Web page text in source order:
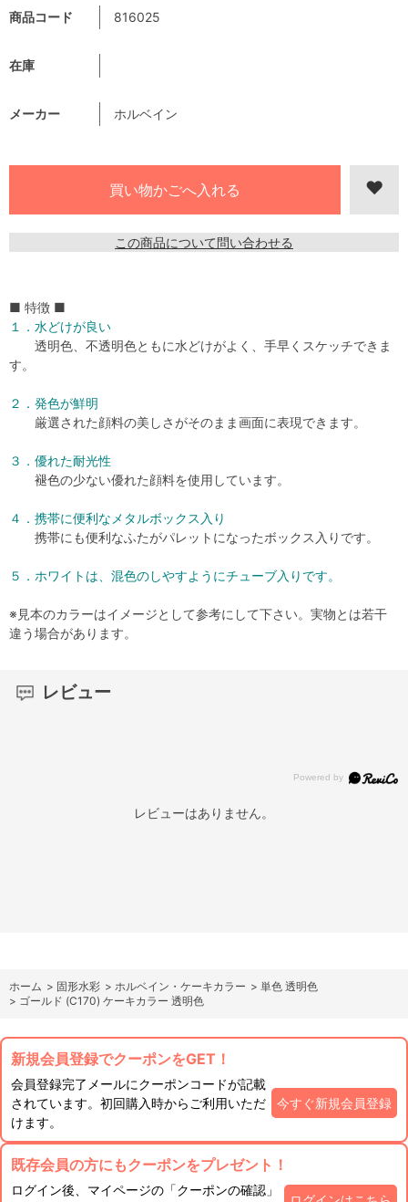
商品コード 816025
在庫
メーカー ホルベイン
この商品について問い合わせる
■ 特徴 ■
１．水どけが良い
透明色、不透明色ともに水どけがよく、手早くスケッチできま
す。
２．発色が鮮明
厳選された顔料の美しさがそのまま画面に表現できます。
３．優れた耐光性
褪色の少ない優れた顔料を使用しています。
４．携帯に便利なメタルボックス入り
携帯にも便利なふたがパレットになったボックス入りです。
５．ホワイトは、混色のしやすようにチューブ入りです。
※見本のカラーはイメージとして参考にして下さい。実物とは若干
違う場合があります。
レビュー
レビューはありません。
ホーム > 固形水彩 > ホルベイン・ケーキカラー > 単色 透明色
> ゴールド (C170) ケーキカラー 透明色
新規会員登録でクーポンをGET！
会員登録完了メールにクーポンコードが記載
されています。初回購入時からご利用いただ
けます。
今すぐ新規会員登録
既存会員の方にもクーポンをプレゼント！
ログイン後、マイページの「クーポンの確認」